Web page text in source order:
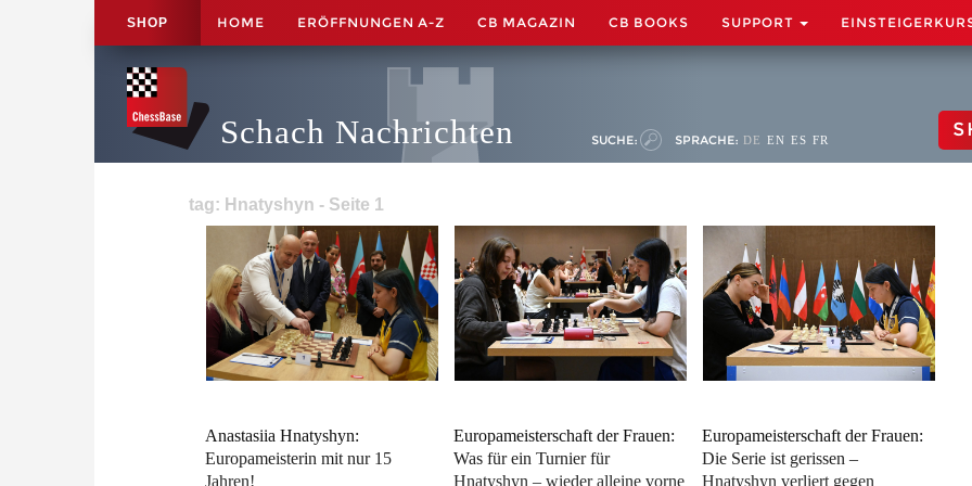
SHOP HOME ERÖFFNUNGEN A-Z CB MAGAZIN CB BOOKS SUPPORT
Schach Nachrichten SUCHE: SPRACHE: DE EN ES FR
tag: Hnatyshyn - Seite 1
Anastasiia Hnatyshyn:
Europameisterin mit nur 15
Jahren!
Europameisterschaft der Frauen:
Was für ein Turnier für
Hnatyshyn – wieder alleine vorne
Europameisterschaft der Frauen:
Die Serie ist gerissen –
Hnatyshyn verliert gegen